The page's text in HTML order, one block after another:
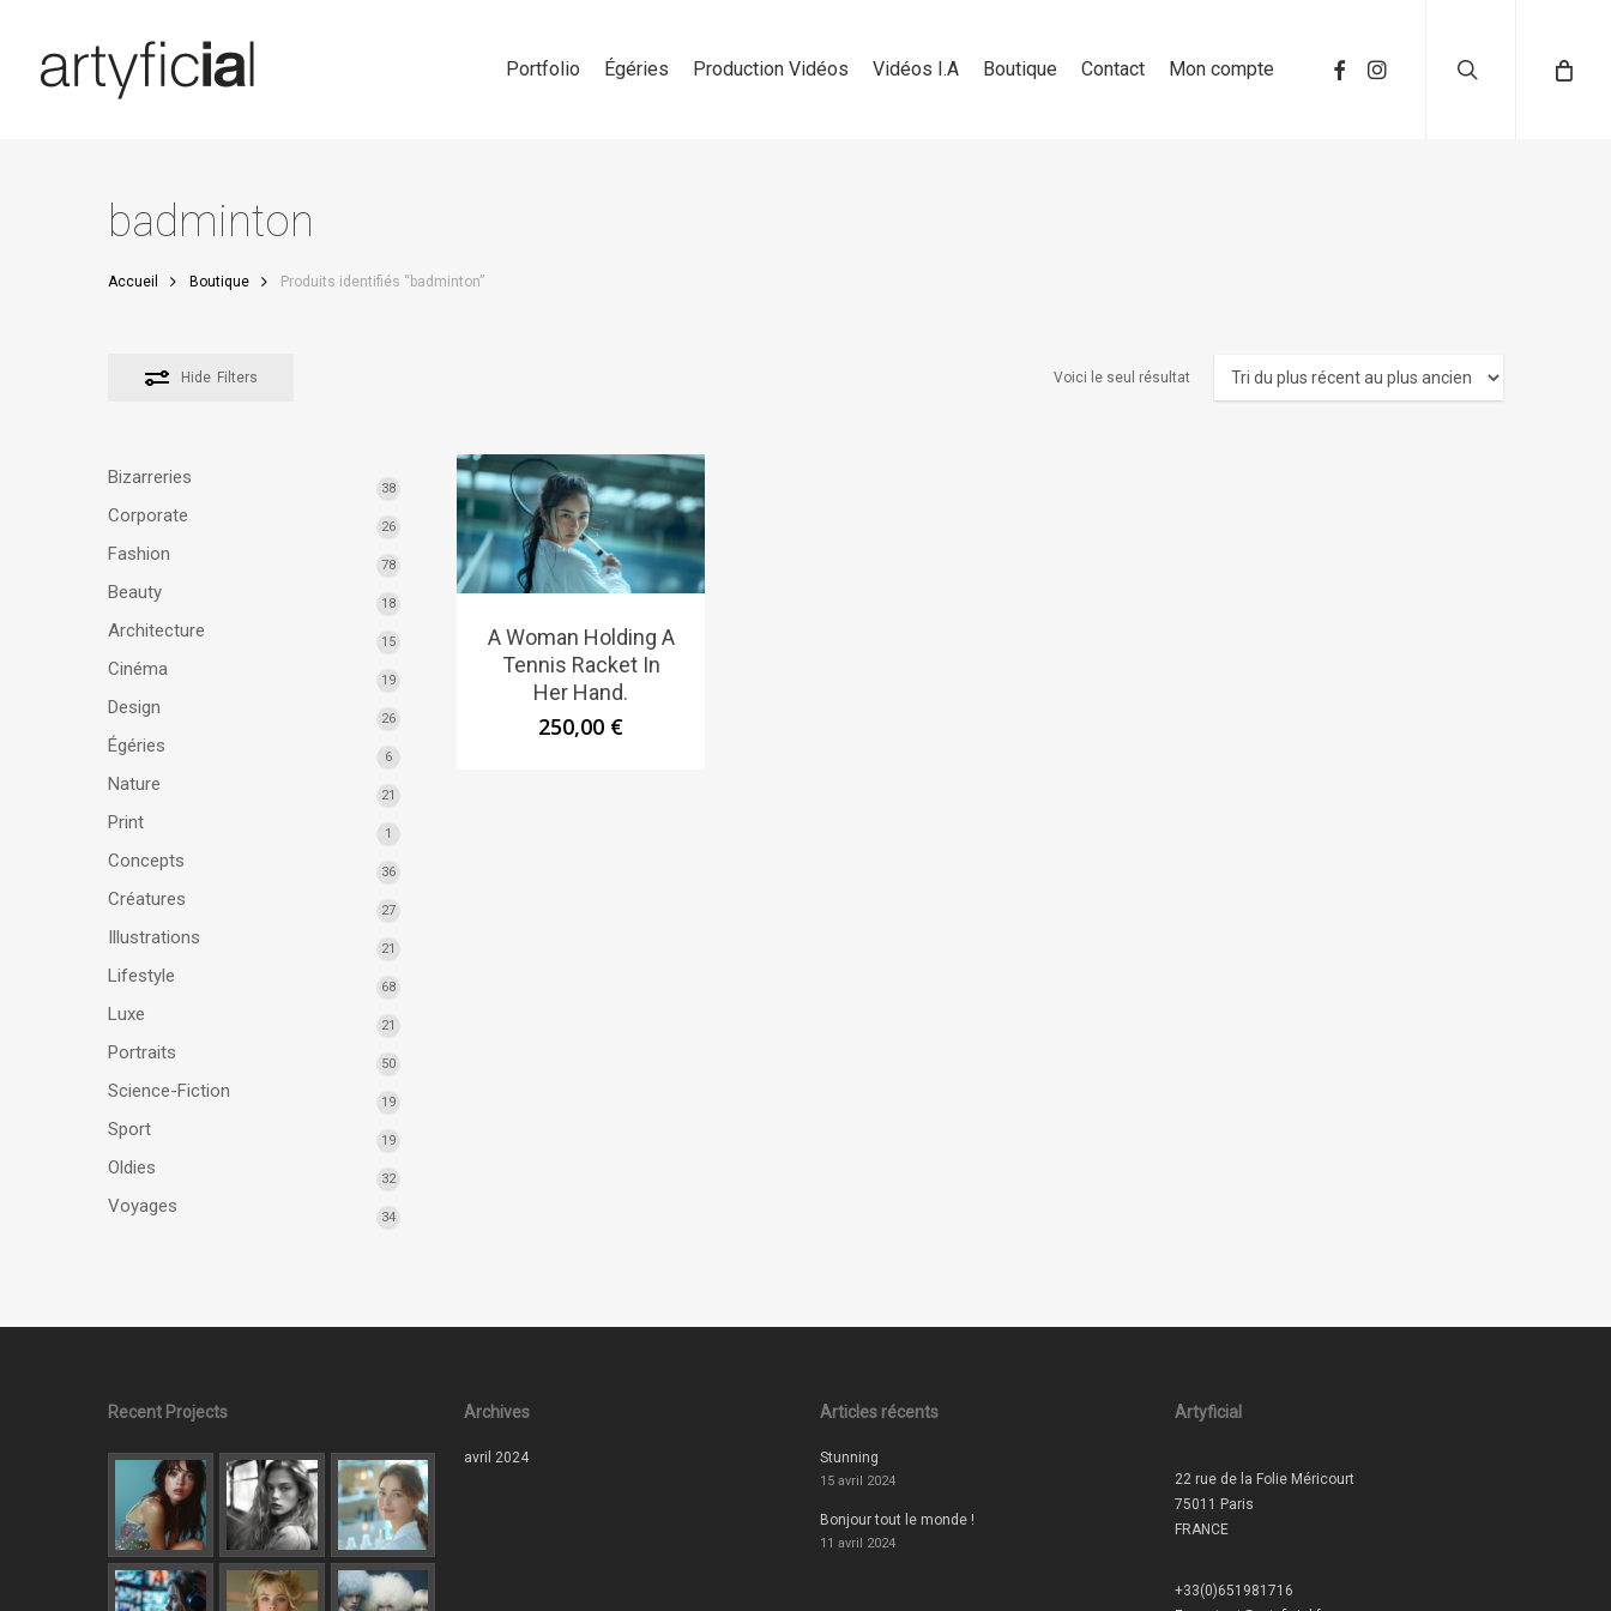
content
Portfolio Égéries Production Vidéos Vidéos I.A Boutique Contact Mon compte
badminton
Accueil Boutique Produits identifiés “badminton”
Hide Filters Voici le seul résultat
Bizarreries
38
Corporate
26
Fashion
78
Beauty
18
Architecture
15
Cinéma
19
Design
26
Égéries
6
Nature
21
Print
1
Concepts
36
Créatures
27
Illustrations
21
Lifestyle
68
Luxe
21
Portraits
50
Science-Fiction
19
Sport
19
Oldies
32
Voyages
34
A Woman Holding A
Tennis Racket In
Her Hand.
250,00 €
Recent Projects Archives
avril 2024
Articles récents
Stunning
15 avril 2024
Bonjour tout le monde !
11 avril 2024
Artyficial
22 rue de la Folie Méricourt
75011 Paris
FRANCE
+33(0)651981716